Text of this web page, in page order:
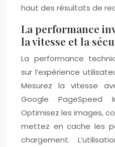
haut des résultats de
La performance
la vitesse et la
La performance
sur l’expérience
Mesurez la vitesse
Google PageSpeed
Optimisez les images,
mettez en cache les
chargement.